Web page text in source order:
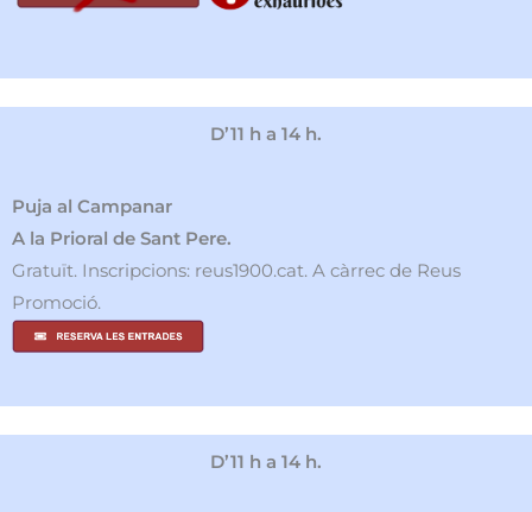
D’11 h a 14 h.
Puja al Campanar
A la Prioral de Sant Pere.
Gratuït. Inscripcions: reus1900.cat. A càrrec de Reus
Promoció.
D’11 h a 14 h.